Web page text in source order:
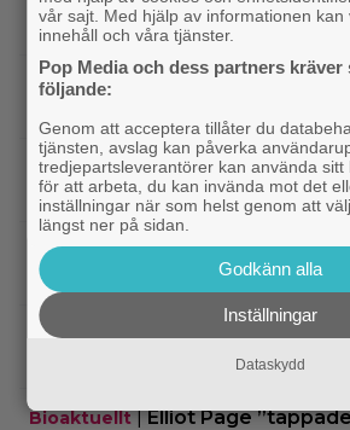
skurken Ganondorf i ”The
Casting|
Jim Carrey klar för ny
Casting|Från ”Heartstopper”
Connor kan bli nye Cyclops
Bioaktuellt|Nya svenska filmen
charmigaste komedi” – nu på bio
DC|Tidernas 30 bästa
– ”The Dark Knight” på plats 3
Bioaktuellt|Elliot Page
vår sajt. Med hjälp av informationen kan
innehåll och våra tjänster.
Pop Media och dess partners kräver
följande:
Genom att acceptera tillåter du
tjänsten, avslag kan påverka
tredjepartsleverantörer kan använda sitt
för att arbeta, du kan invända mot det
inställningar när som helst genom att
längst ner på sidan.
Godkänn alla
Inställningar
Dataskydd